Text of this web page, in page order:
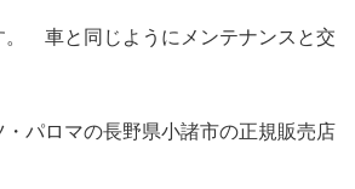
。 車と同じようにメンテナンスと交
・パロマの長野県小諸市の正規販売店